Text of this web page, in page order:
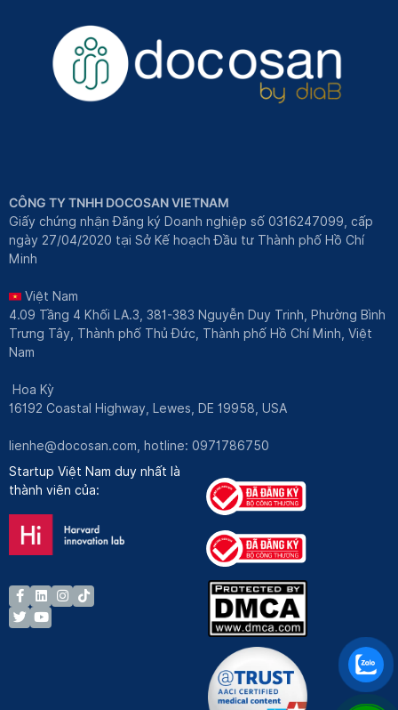
CÔNG TY TNHH DOCOSAN VIETNAM
Giấy chứng nhận Đăng ký Doanh nghiệp số 0316247099, cấp
ngày 27/04/2020 tại Sở Kế hoạch Đầu tư Thành phố Hồ Chí
Minh
Việt Nam
4.09 Tầng 4 Khối LA.3, 381-383 Nguyễn Duy Trinh, Phường Bình
Trưng Tây, Thành phố Thủ Đức, Thành phố Hồ Chí Minh, Việt
Nam
Hoa Kỳ
16192 Coastal Highway, Lewes, DE 19958, USA
lienhe@docosan.com, hotline: 0971786750
Startup Việt Nam duy nhất là
thành viên của: